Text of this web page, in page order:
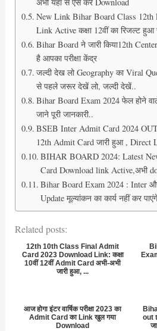
अभी यहाँ से ऐसे करें Download
New Link Bihar Board Class 12th
Link Active कक्षा 12वीं का रिजल्ट हुआ
Bihar Board ने जारी किया12th
है आपका परीक्षा केंद्र
जल्दी देख लो Geography का Viral
से पहले जरूर देखें लो, जल्दी देखें..
Bihar Board Exam 2024 फेल होने
जाने पूरी जानकारी..
BSEB Inter Admit Card 2024
12th Admit Card जारी हुआ , Direct
BIHAR BOARD 2024: Latest
Card Download link Active,अभी
Bihar Board Exam 2024 : Inter और
Update मूल्यांकन का कार्य नहीं कर
Related posts:
12th 10th Class Final Admit
Card 2023 Download Link: कक्षा
10वीं 12वीं Admit Card अभी-अभी
जारी हुआ, ...
आज होगा इंटर वार्षिक परीक्षा 2023 का
Admit Card का Link खुल गया
Download
out